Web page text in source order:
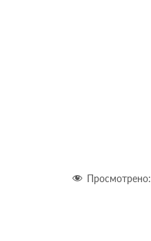
Просмотрено: